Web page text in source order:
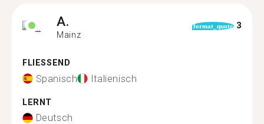
A.
Mainz
format_quote 3
FLIESSEND
Spanisch Italienisch
LERNT
Deutsch